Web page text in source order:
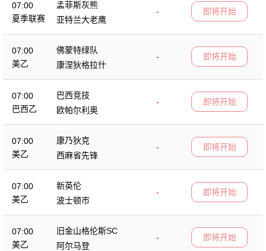
07:00
夏季联赛
孟菲斯灰熊
-
亚特兰大老鹰
即将开始
07:00
美乙
佛蒙特绿队
-
康涅狄格拉什
即将开始
07:00
巴西乙
巴西竞技
-
欧帕尔利奥
即将开始
07:00
美乙
康乃狄克
-
西麻省先锋
即将开始
07:00
美乙
新英伦
-
波士顿市
即将开始
07:00
美乙
旧金山格伦斯SC
-
阿尔马登
即将开始